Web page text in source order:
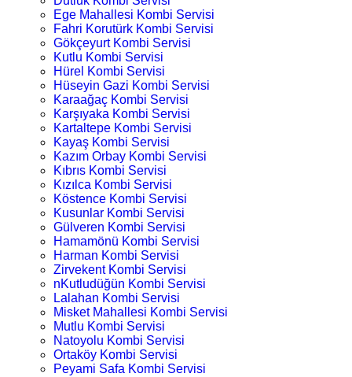
Ege Mahallesi Kombi Servisi
Fahri Korutürk Kombi Servisi
Gökçeyurt Kombi Servisi
Kutlu Kombi Servisi
Hürel Kombi Servisi
Hüseyin Gazi Kombi Servisi
Karaağaç Kombi Servisi
Karşıyaka Kombi Servisi
Kartaltepe Kombi Servisi
Kayaş Kombi Servisi
Kazım Orbay Kombi Servisi
Kıbrıs Kombi Servisi
Kızılca Kombi Servisi
Köstence Kombi Servisi
Kusunlar Kombi Servisi
Gülveren Kombi Servisi
Hamamönü Kombi Servisi
Harman Kombi Servisi
Zirvekent Kombi Servisi
nKutludüğün Kombi Servisi
Lalahan Kombi Servisi
Misket Mahallesi Kombi Servisi
Mutlu Kombi Servisi
Natoyolu Kombi Servisi
Ortaköy Kombi Servisi
Peyami Safa Kombi Servisi